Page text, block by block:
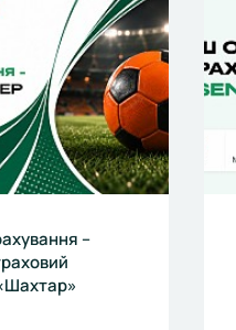
–